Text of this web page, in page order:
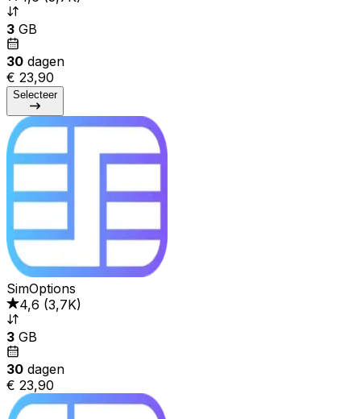
3 GB
30 dagen
€ 23,90
Selecteer
SimOptions
4,6 (3,7K)
3 GB
30 dagen
€ 23,90